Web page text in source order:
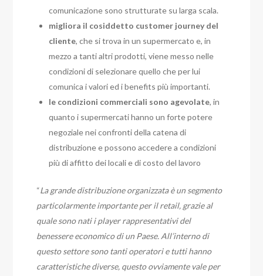
comunicazione sono strutturate su larga scala.
migliora il cosiddetto customer journey del
cliente, che si trova in un supermercato e, in
mezzo a tanti altri prodotti, viene messo nelle
condizioni di selezionare quello che per lui
comunica i valori ed i benefits più importanti.
le condizioni commerciali sono agevolate, in
quanto i supermercati hanno un forte potere
negoziale nei confronti della catena di
distribuzione e possono accedere a condizioni
più di affitto dei locali e di costo del lavoro
“La grande distribuzione organizzata è un segmento
particolarmente importante per il retail, grazie al
quale sono nati i player rappresentativi del
benessere economico di un Paese. All’interno di
questo settore sono tanti operatori e tutti hanno
caratteristiche diverse, questo ovviamente vale per